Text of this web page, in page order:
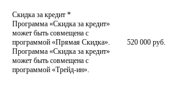
Скидка за кредит *
Программа «Скидка за кредит»
может быть совмещена с
программой «Прямая Скидка».
Программа «Скидка за кредит»
может быть совмещена с
программой «Трейд-ин».
520 000 руб.